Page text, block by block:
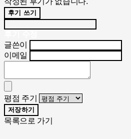
후기 쓰기
글쓴이
이메일
평점 주기
저장하기
목록으로 가기